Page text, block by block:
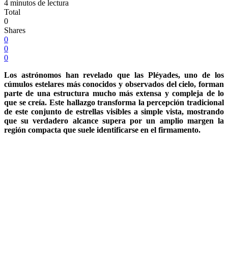
4 minutos de lectura
Total
0
Shares
0
0
0
Los astrónomos han revelado que las Pléyades, uno de los
cúmulos estelares más conocidos y observados del cielo, forman
parte de una estructura mucho más extensa y compleja de lo
que se creía. Este hallazgo transforma la percepción tradicional
de este conjunto de estrellas visibles a simple vista, mostrando
que su verdadero alcance supera por un amplio margen la
región compacta que suele identificarse en el firmamento.